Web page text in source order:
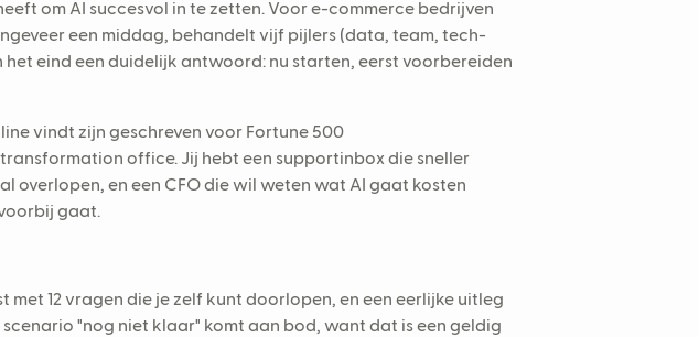
om AI succesvol in te zetten. Voor e-commerce bedrijven
een middag, behandelt vijf pijlers (data, team, tech-
eind een duidelijk antwoord: nu starten, eerst voorbereiden
vindt zijn geschreven voor Fortune 500
office. Jij hebt een supportinbox die sneller
overlopen, en een CFO die wil weten wat AI gaat kosten
gaat.
12 vragen die je zelf kunt doorlopen, en een eerlijke uitleg
"nog niet klaar" komt aan bod, want dat is een geldig